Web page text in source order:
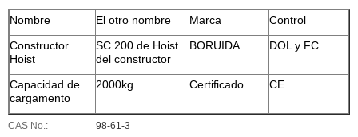
Nombre El otro nombre Marca
Control
Constructor
Hoist
SC 200 de Hoist
del constructor
BORUIDA DOL y FC
Capacidad de
cargamento
2000kg Certificado CE
CAS No.:
98-61-3